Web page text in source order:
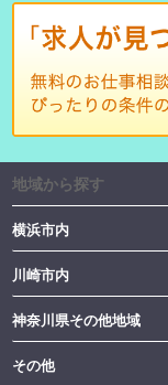
地域から探す
横浜市内
川崎市内
神奈川県その他地域
その他